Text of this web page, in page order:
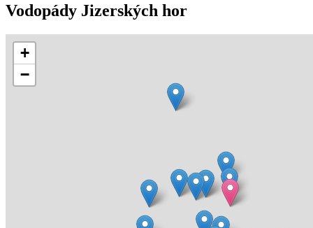
Vodopády Jizerských hor
+
−